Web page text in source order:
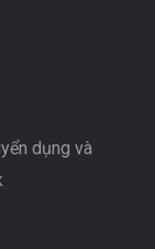
dụng và